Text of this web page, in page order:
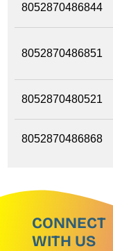
8052870486844
8052870486851
8052870480521
8052870486868
CONNECT
WITH US